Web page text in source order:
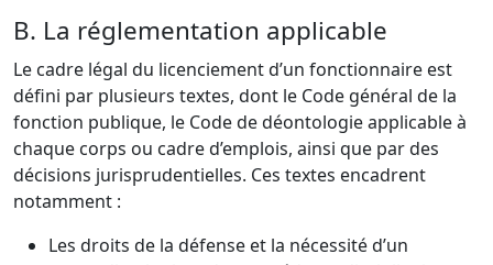
B. La réglementation applicable
Le cadre légal du licenciement d’un fonctionnaire est
défini par plusieurs textes, dont le Code général de la
fonction publique, le Code de déontologie applicable à
chaque corps ou cadre d’emplois, ainsi que par des
décisions jurisprudentielles. Ces textes encadrent
notamment :
Les droits de la défense et la nécessité d’un